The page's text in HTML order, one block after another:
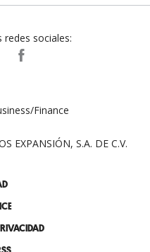
redes sociales:
expansionpolitica
Finance
EXPANSIÓN, S.A. DE C.V.